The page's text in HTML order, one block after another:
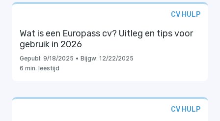
CV HULP
Wat is een Europass cv? Uitleg en tips voor
gebruik in 2026
Gepubl: 9/18/2025 • Bijgw: 12/22/2025
6 min. leestijd
CV HULP